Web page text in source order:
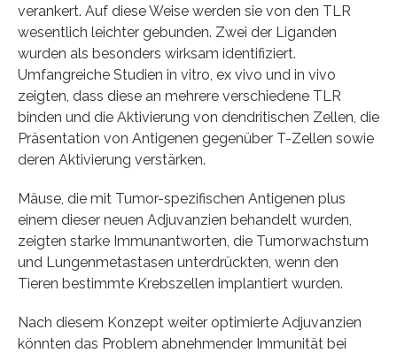
verankert. Auf diese Weise werden sie von den TLR
wesentlich leichter gebunden. Zwei der Liganden
wurden als besonders wirksam identifiziert.
Umfangreiche Studien in vitro, ex vivo und in vivo
zeigten, dass diese an mehrere verschiedene TLR
binden und die Aktivierung von dendritischen Zellen, die
Präsentation von Antigenen gegenüber T-Zellen sowie
deren Aktivierung verstärken.
Mäuse, die mit Tumor-spezifischen Antigenen plus
einem dieser neuen Adjuvanzien behandelt wurden,
zeigten starke Immunantworten, die Tumorwachstum
und Lungenmetastasen unterdrückten, wenn den
Tieren bestimmte Krebszellen implantiert wurden.
Nach diesem Konzept weiter optimierte Adjuvanzien
könnten das Problem abnehmender Immunität bei